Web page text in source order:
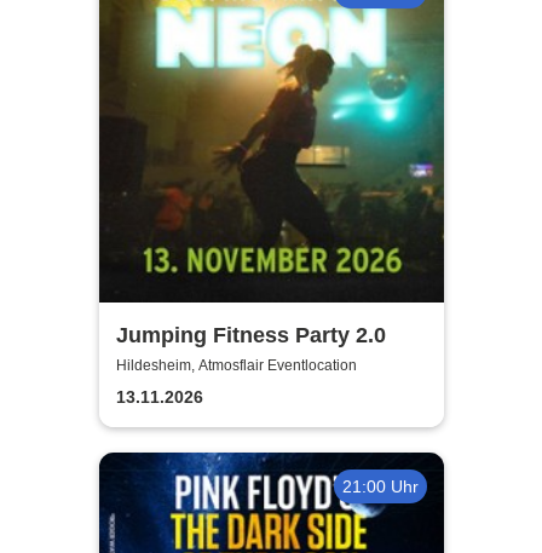
Jumping Fitness Party 2.0
Hildesheim, Atmosflair Eventlocation
13.11.2026
21:00 Uhr